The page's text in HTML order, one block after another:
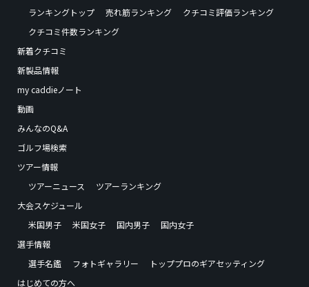
ランキングトップ
売れ筋ランキング
クチコミ評価ランキング
クチコミ件数ランキング
新着クチコミ
新製品情報
my caddieノート
動画
みんなのQ&A
ゴルフ場検索
ツアー情報
ツアーニュース
ツアーランキング
大会スケジュール
米国男子
米国女子 国内男子
国内女子
選手情報
選手名鑑
フォトギャラリー
トッププロのギアセッティング
はじめての方へ